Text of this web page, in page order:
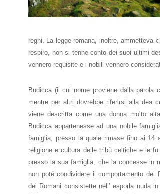
regni. La legge romana, inoltre, ammetteva
respiro, non si tenne conto dei suoi ultimi
vennero requisite e i nobili vennero
Budicca (il cui nome proviene dalla parola
mentre per altri dovrebbe riferirsi alla dea
viene descritta come una donna molto
Budicca appartenesse ad una nobile
famiglia, presso la quale rimase fino ai 14
religione e cultura delle tribù celtiche e le
presso la sua famiglia, che la concesse in
non poté condividere il comportamento dei
dei Romani consistette nell’ esporla nuda
personalized